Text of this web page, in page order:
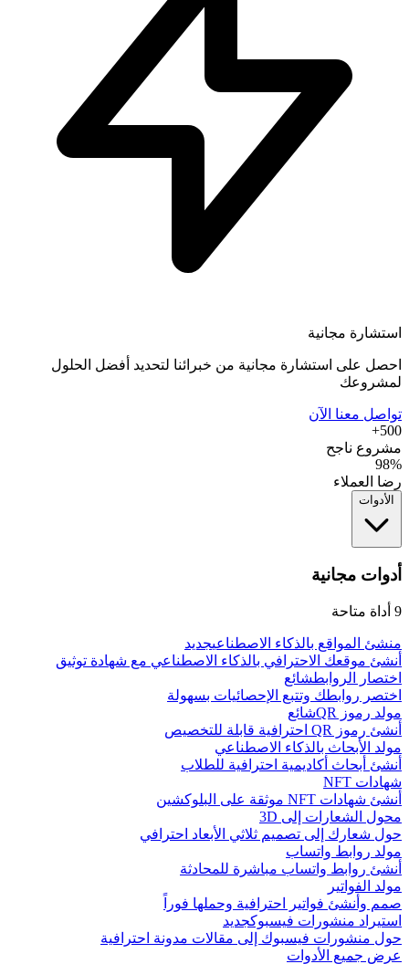
استشارة مجانية
احصل على استشارة مجانية من خبرائنا لتحديد أفضل الحلول
لمشروعك
تواصل معنا الآن
500+
مشروع ناجح
98%
رضا العملاء
الأدوات
أدوات مجانية
9 أداة متاحة
منشئ المواقع بالذكاء الاصطناعيجديد
أنشئ موقعك الاحترافي بالذكاء الاصطناعي مع شهادة توثيق
اختصار الروابطشائع
اختصر روابطك وتتبع الإحصائيات بسهولة
مولد رموز QR
شائع
أنشئ رموز QR احترافية قابلة للتخصيص
مولد الأبحاث بالذكاء الاصطناعي
أنشئ أبحاث أكاديمية احترافية للطلاب
شهادات NFT
أنشئ شهادات NFT موثقة على البلوكشين
محول الشعارات إلى 3D
حول شعارك إلى تصميم ثلاثي الأبعاد احترافي
مولد روابط واتساب
أنشئ روابط واتساب مباشرة للمحادثة
مولد الفواتير
صمم وأنشئ فواتير احترافية وحملها فوراً
استيراد منشورات فيسبوكجديد
حول منشورات فيسبوك إلى مقالات مدونة احترافية
عرض جميع الأدوات